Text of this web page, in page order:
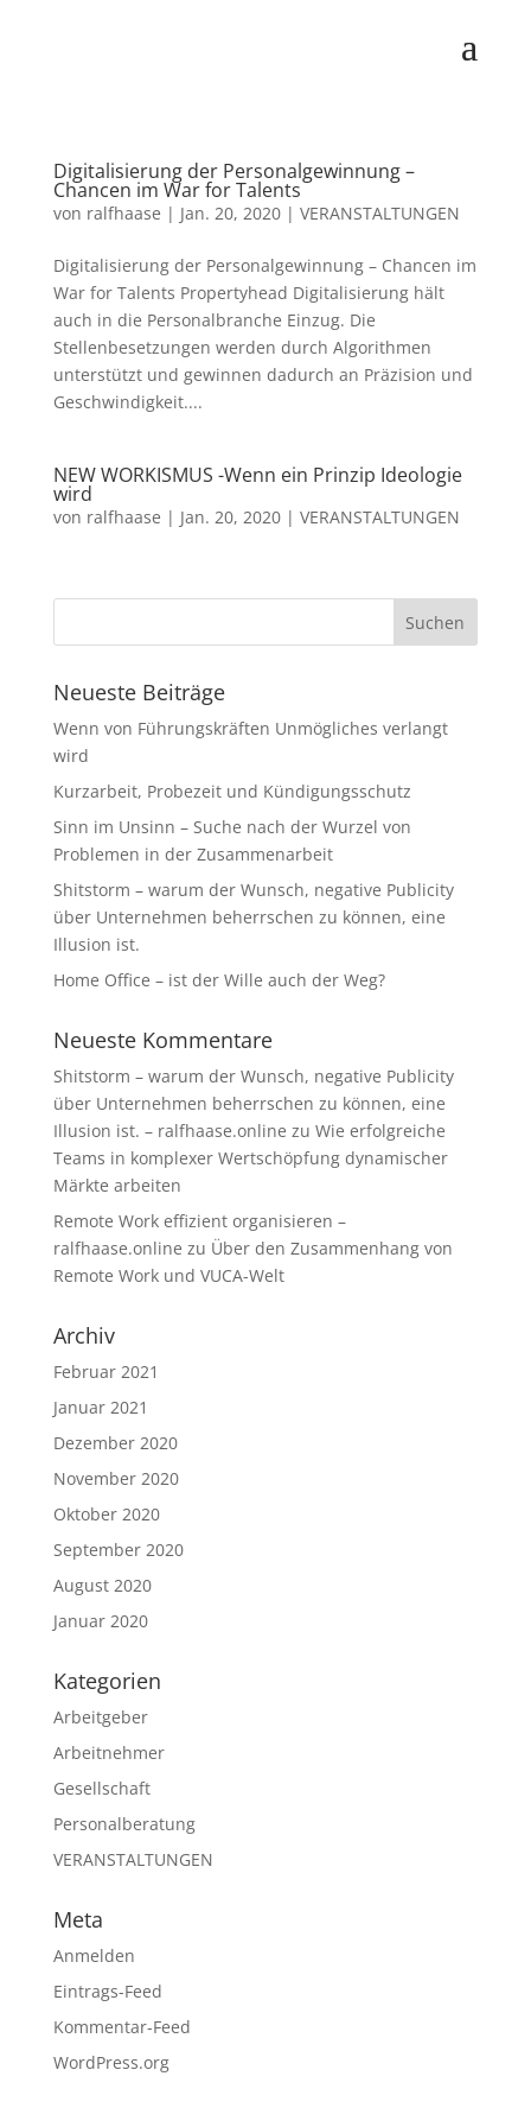
Digitalisierung der Personalgewinnung –
Chancen im War for Talents
von ralfhaase | Jan. 20, 2020| VERANSTALTUNGEN
Digitalisierung der Personalgewinnung – Chancen im
War for Talents Propertyhead Digitalisierung hält
auch in die Personalbranche Einzug. Die
Stellenbesetzungen werden durch Algorithmen
unterstützt und gewinnen dadurch an Präzision und
Geschwindigkeit....
NEW WORKISMUS -Wenn ein Prinzip Ideologie
wird
von ralfhaase | Jan. 20, 2020| VERANSTALTUNGEN
Neueste Beiträge
Wenn von Führungskräften Unmögliches verlangt
wird
Kurzarbeit, Probezeit und Kündigungsschutz
Sinn im Unsinn – Suche nach der Wurzel von
Problemen in der Zusammenarbeit
Shitstorm – warum der Wunsch, negative Publicity
über Unternehmen beherrschen zu können, eine
Illusion ist.
Home Office – ist der Wille auch der Weg?
Neueste Kommentare
Shitstorm – warum der Wunsch, negative Publicity
über Unternehmen beherrschen zu können, eine
Illusion ist. – ralfhaase.online zu Wie erfolgreiche
Teams in komplexer Wertschöpfung dynamischer
Märkte arbeiten
Remote Work effizient organisieren –
ralfhaase.online zu Über den Zusammenhang von
Remote Work und VUCA-Welt
Archiv
Februar 2021
Januar 2021
Dezember 2020
November 2020
Oktober 2020
September 2020
August 2020
Januar 2020
Kategorien
Arbeitgeber
Arbeitnehmer
Gesellschaft
Personalberatung
VERANSTALTUNGEN
Meta
Anmelden
Eintrags-Feed
Kommentar-Feed
WordPress.org